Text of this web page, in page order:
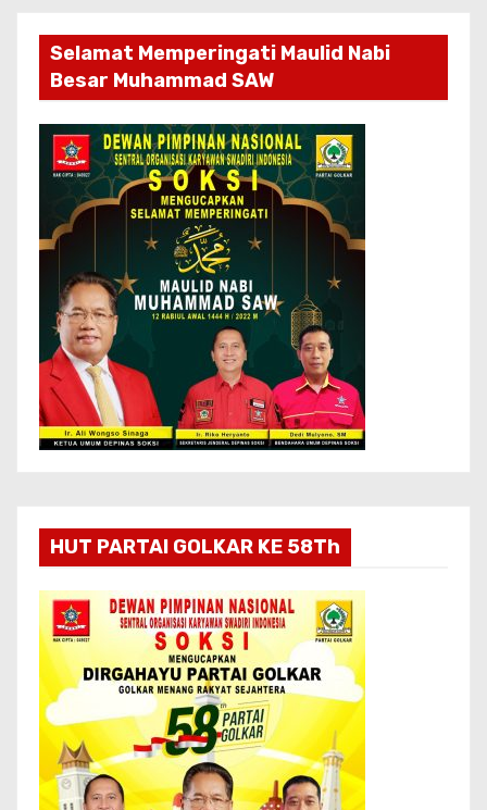
Selamat Memperingati Maulid Nabi
Besar Muhammad SAW
HUT PARTAI GOLKAR KE 58Th